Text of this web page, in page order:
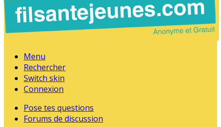
Menu
Rechercher
Switch skin
Connexion
Pose tes questions
Forums de discussion